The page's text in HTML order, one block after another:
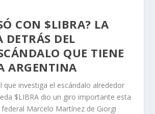
CON $LIBRA? LA
DETRÁS DEL
QUE TIENE
ARGENTINA
que investiga el escándalo alrededor
$LIBRA dio un giro importante esta
federal Marcelo Martínez de Giorgi